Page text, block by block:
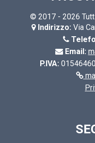
© 2017 - 2026
Indirizzo: Via
Email:
P.IVA: